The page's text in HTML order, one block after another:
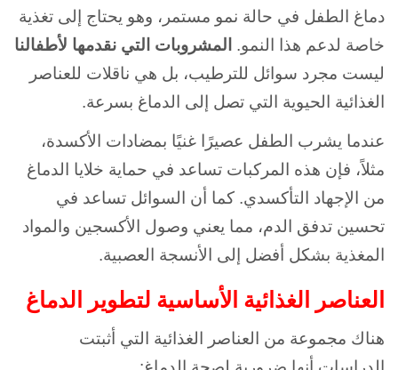
دماغ الطفل في حالة نمو مستمر، وهو يحتاج إلى تغذية
خاصة لدعم هذا النمو. المشروبات التي نقدمها لأطفالنا
ليست مجرد سوائل للترطيب، بل هي ناقلات للعناصر
الغذائية الحيوية التي تصل إلى الدماغ بسرعة.
عندما يشرب الطفل عصيرًا غنيًا بمضادات الأكسدة،
مثلاً، فإن هذه المركبات تساعد في حماية خلايا الدماغ
من الإجهاد التأكسدي. كما أن السوائل تساعد في
تحسين تدفق الدم، مما يعني وصول الأكسجين والمواد
المغذية بشكل أفضل إلى الأنسجة العصبية.
العناصر الغذائية الأساسية لتطوير الدماغ
هناك مجموعة من العناصر الغذائية التي أثبتت